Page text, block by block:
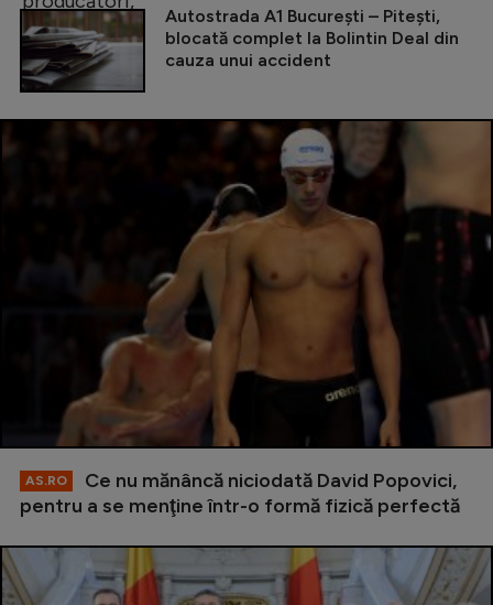
Autostrada A1 București – Pitești,
blocată complet la Bolintin Deal din
cauza unui accident
AS.RO
Ce nu mănâncă niciodată David Popovici,
pentru a se menţine într-o formă fizică perfectă